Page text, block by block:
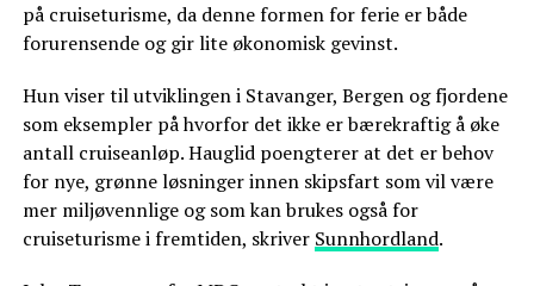
på cruiseturisme, da denne formen for ferie er både
forurensende og gir lite økonomisk gevinst.
Hun viser til utviklingen i Stavanger, Bergen og fjordene
som eksempler på hvorfor det ikke er bærekraftig å øke
antall cruiseanløp. Hauglid poengterer at det er behov
for nye, grønne løsninger innen skipsfart som vil være
mer miljøvennlige og som kan brukes også for
cruiseturisme i fremtiden, skriver Sunnhordland.